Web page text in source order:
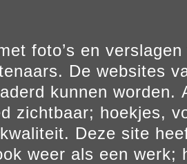
foto’s en
De websites
kunnen worden.
zichtbaar; hoekjes,
Deze site
weer als een werk;